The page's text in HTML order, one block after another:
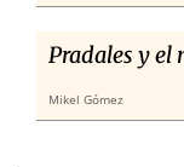
Pradales y el
Mikel Gómez